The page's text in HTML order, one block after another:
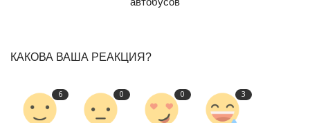
КАКОВА ВАША РЕАКЦИЯ?
6 0 0 3